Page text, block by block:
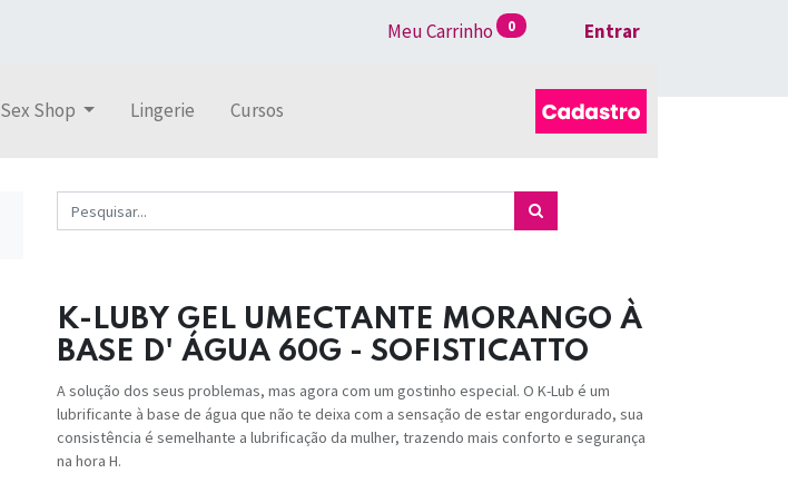
Meu Carrinho 0 Entrar
Sex Shop Lingerie Cursos
K-LUBY GEL UMECTANTE MORANGO À
BASE D' ÁGUA 60G - SOFISTICATTO
A solução dos seus problemas, mas agora com um gostinho especial. O K-Lub é um
lubrificante à base de água que não te deixa com a sensação de estar engordurado, sua
consistência é semelhante a lubrificação da mulher, trazendo mais conforto e segurança
na hora H.